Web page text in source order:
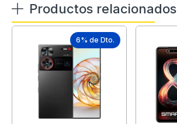
Productos relacionados
6% de Dto.